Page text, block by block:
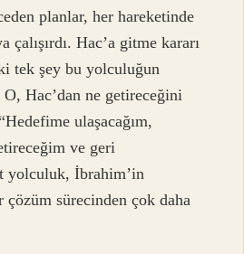
planlar, her hareketinde
çalışırdı. Hac’a gitme kararı
tek şey bu yolculuğun
O, Hac’dan ne getireceğini
ulaşacağım,
ve geri
yolculuk, İbrahim’in
sürecinden çok daha